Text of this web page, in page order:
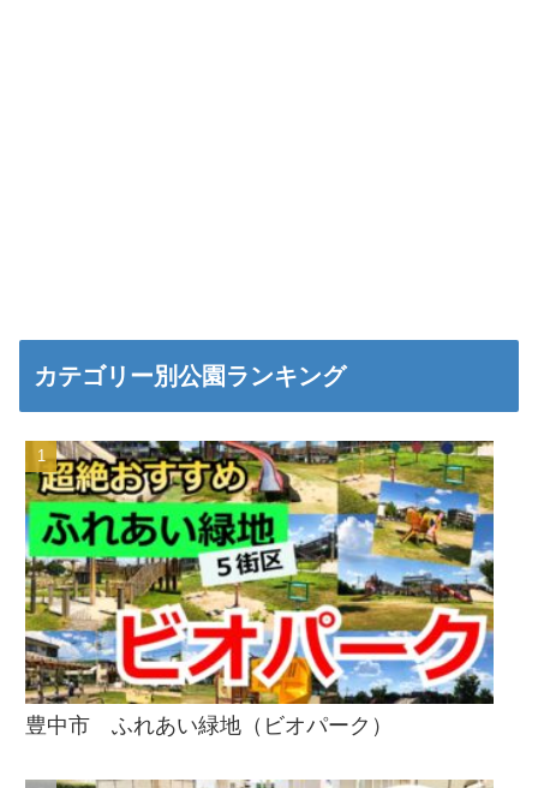
カテゴリー別公園ランキング
豊中市 ふれあい緑地（ビオパーク）